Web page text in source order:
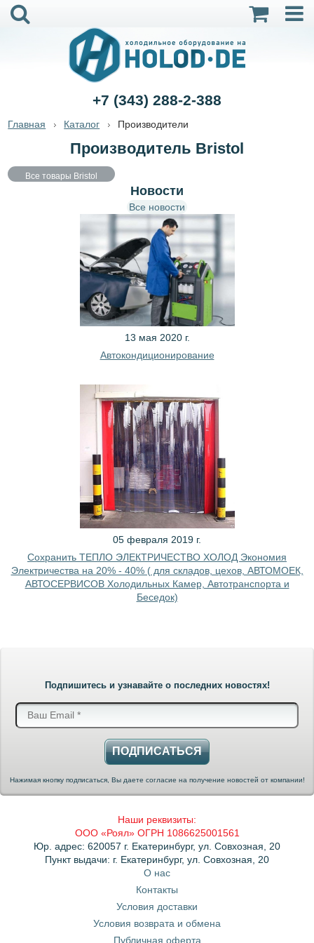
+7 (343) 288-2-388
Главная Каталог Производители
Производитель Bristol
Все товары Bristol
Новости
Все новости
13 мая 2020 г.
Автокондиционирование
05 февраля 2019 г.
Сохранить ТЕПЛО ЭЛЕКТРИЧЕСТВО ХОЛОД Экономия
Электричества на 20% - 40% ( для складов, цехов, АВТОМОЕК,
АВТОСЕРВИСОВ Холодильных Камер, Автотранспорта и
Беседок)
Подпишитесь и узнавайте о последних новостях!
ПОДПИСАТЬСЯ
Нажимая кнопку подписаться, Вы даете согласие на получение новостей от компании!
Наши реквизиты:
ООО «Роял» ОГРН 1086625001561
Юр. адрес: 620057 г. Екатеринбург, ул. Совхозная, 20
Пункт выдачи: г. Екатеринбург, ул. Совхозная, 20
О нас
Контакты
Условия доставки
Условия возврата и обмена
Публичная оферта